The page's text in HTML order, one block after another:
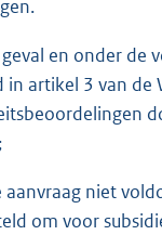
en onder de
in artikel 3 van de
aanvraag niet
om voor